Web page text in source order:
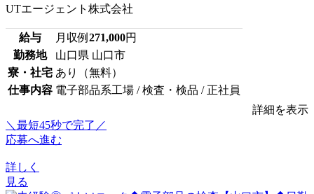
UTエージェント株式会社
給与 月収例 271,000円
勤務地
山口県 山口市
寮・社宅 あり（無料）
仕事内容 電子部品系工場 / 検査・検品 / 正社員
詳細を表示
＼最短45秒で完了／
応募へ進む
詳しく
見る